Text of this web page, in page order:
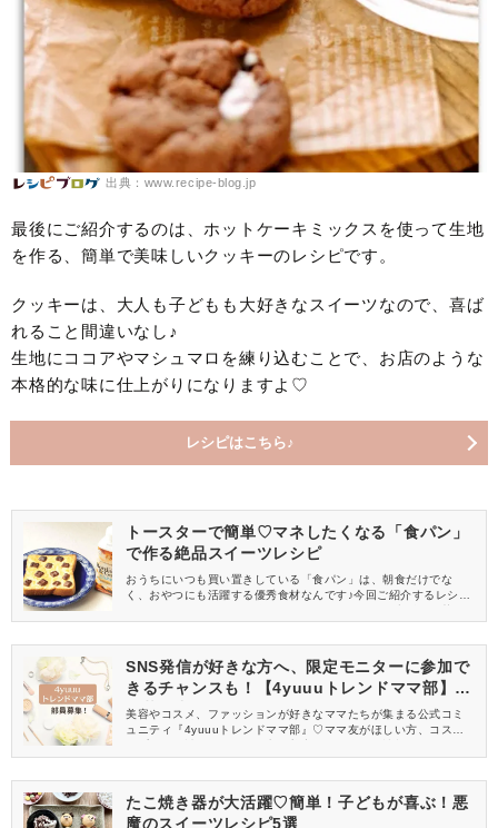
出典：www.recipe-blog.jp
最後にご紹介するのは、ホットケーキミックスを使って生地
を作る、簡単で美味しいクッキーのレシピです。
クッキーは、大人も子どもも大好きなスイーツなので、喜ば
れること間違いなし♪
生地にココアやマシュマロを練り込むことで、お店のような
本格的な味に仕上がりになりますよ♡
レシピはこちら♪
トースターで簡単♡マネしたくなる「食パン」
で作る絶品スイーツレシピ
おうちにいつも買い置きしている「食パン」は、朝食だけでな
く、おやつにも活躍する優秀食材なんです♪今回ご紹介するレシピ
りも美味しいスイーツが完成するので、ぜひマネしてみてくださ
SNS発信が好きな方へ、限定モニターに参加で
きるチャンスも！【4yuuuトレンドママ部】部
員募集中
美容やコスメ、ファッションが好きなママたちが集まる公式コミ
ュニティ『4yuuuトレンドママ部』♡ママ友がほしい方、コスメサ
信してくれる方を募集しています！
たこ焼き器が大活躍♡簡単！子どもが喜ぶ！悪
魔のスイーツレシピ5選